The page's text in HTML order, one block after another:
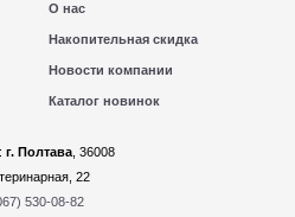
О нас
Накопительная скидка
Новости компании
Каталог новинок
г. Полтава, 36008
22
530-08-82